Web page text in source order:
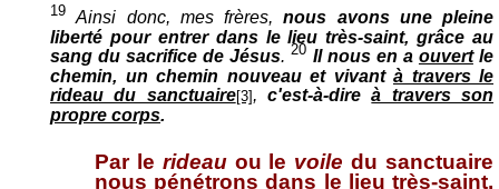
19 Ainsi donc, mes frères,nous avons une pleine
liberté pour entrer dans le lieu très-saint, grâce au
sang du sacrifice de Jésus.20 Il nous en a ouvertle
chemin, un chemin nouveau et vivant à travers le
rideau du sanctuaire[3] ,c'est-à-direà travers son
propre corps.
Par le rideauou le voile du sanctuaire
nous pénétrons dans le lieu très-saint,